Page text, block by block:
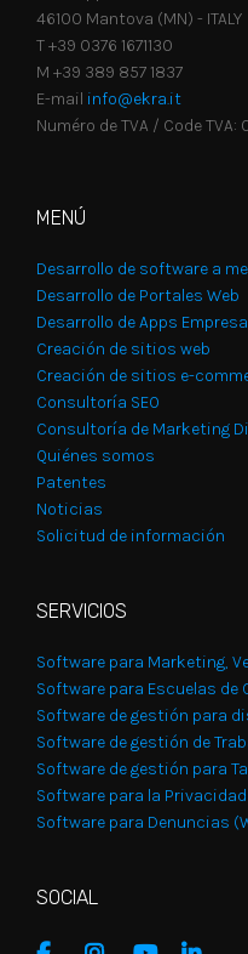
46100 Mantova (MN) - ITALY
T +39 0376 1671130
M +39 389 857 1837
E-mail info@ekra.it
Numéro de TVA / Code
MENÚ
Desarrollo de software a
Desarrollo de Portales Web
Desarrollo de Apps
Creación de sitios web
Creación de sitios e-
Consultoría SEO
Consultoría de Marketing
Quiénes somos
Patentes
Noticias
Solicitud de información
SERVICIOS
Software para Marketing,
Software para Escuelas de
Software de gestión para
Software de gestión de
Software de gestión para
Software para la Privacidad
Software para Denuncias
SOCIAL